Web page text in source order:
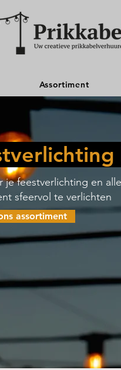
Assortiment
je feestverlichting en
sfeervol te verlichten
assortiment